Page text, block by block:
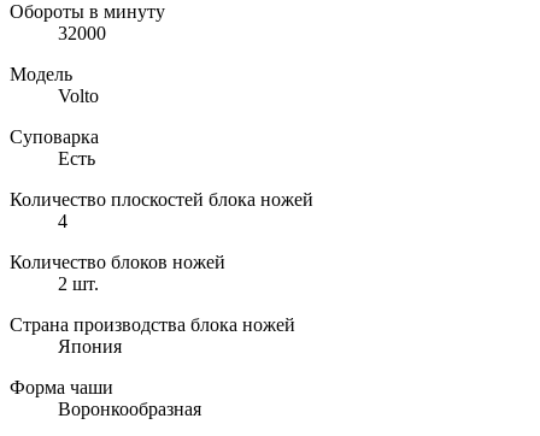
Обороты в минуту
32000
Модель
Volto
Суповарка
Есть
Количество плоскостей блока ножей
4
Количество блоков ножей
2 шт.
Страна производства блока ножей
Япония
Форма чаши
Воронкообразная